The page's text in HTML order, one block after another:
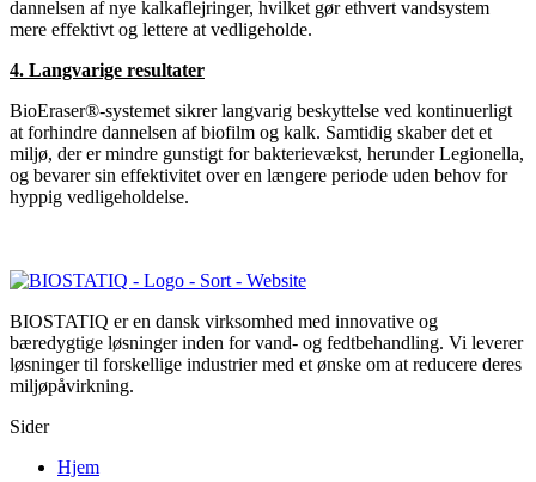
dannelsen af nye kalkaflejringer, hvilket gør ethvert vandsystem
mere effektivt og lettere at vedligeholde.
4. Langvarige resultater
BioEraser®-systemet sikrer langvarig beskyttelse ved kontinuerligt
at forhindre dannelsen af biofilm og kalk. Samtidig skaber det et
miljø, der er mindre gunstigt for bakterievækst, herunder Legionella,
og bevarer sin effektivitet over en længere periode uden behov for
hyppig vedligeholdelse.
BIOSTATIQ er en dansk virksomhed med innovative og
bæredygtige løsninger inden for vand- og fedtbehandling. Vi leverer
løsninger til forskellige industrier med et ønske om at reducere deres
miljøpåvirkning.
Sider
Hjem